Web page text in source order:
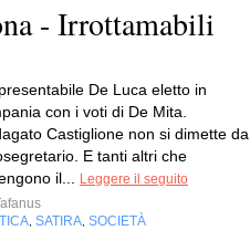
- Irrottamabili
De Luca eletto in
con i voti di De Mita.
Castiglione non si dimette da
E tanti altri che
il...
Leggere il seguito
SATIRA SOCIETÀ